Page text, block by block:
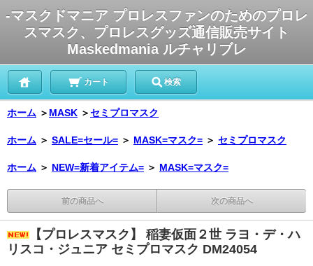
-マスクドマニア プロレスファンのためのプロレ
スマスク、プロレスグッズ通信販売サイト
Maskedmania ルチャリブレ
カート 検索
ホーム ＞ MASK ＞セミプロマスク
ホーム ＞ SALE=セール= ＞ MASK=マスク= ＞ セミプロマスク
ホーム ＞ NEW=新着アイテム= ＞ MASK=マスク=
前の商品へ 次の商品へ
【プロレスマスク】 稲妻仮面２世 ラヨ・デ・ハ
リスコ・ジュニア セミプロマスク DM24054